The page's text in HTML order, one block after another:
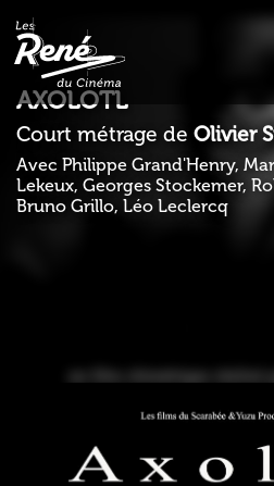
AXOLOTL
Court métrage de Olivier
Avec Philippe Grand'Henry,
Lekeux, Georges Stockemer,
Bruno Grillo, Léo Leclercq